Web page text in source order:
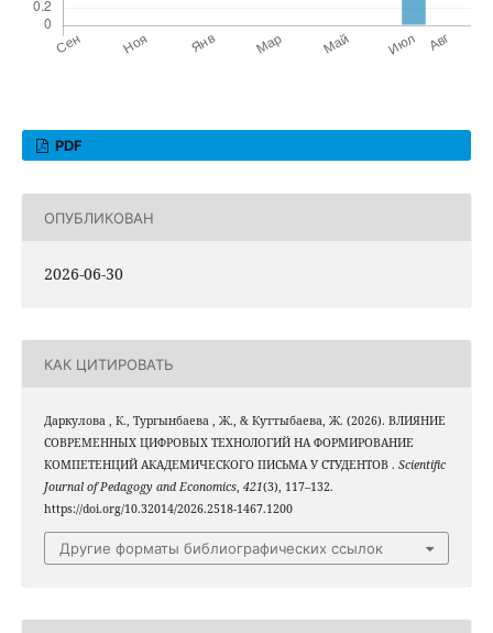
PDF
ОПУБЛИКОВАН
2026-06-30
КАК ЦИТИРОВАТЬ
Даркулова , К., Тургынбаева , Ж., & Куттыбаева, Ж. (2026). ВЛИЯНИЕ
СОВРЕМЕННЫХ ЦИФРОВЫХ ТЕХНОЛОГИЙ НА ФОРМИРОВАНИЕ
КОМПЕТЕНЦИЙ АКАДЕМИЧЕСКОГО ПИСЬМА У СТУДЕНТОВ . Scientific
Journal of Pedagogy and Economics, 421(3), 117–132.
https://doi.org/10.32014/2026.2518-1467.1200
Другие форматы библиографических ссылок